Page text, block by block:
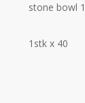
stone bowl
1stk x 40